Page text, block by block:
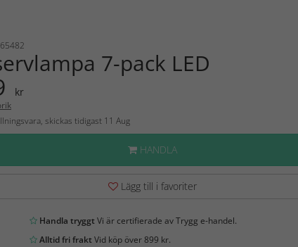
7-pack LED
kr
skickas tidigast 11 Aug
HANDLA
Lägg till i favoriter
Handla tryggtVi är certifierade av Trygg e-handel.
Alltid fri fraktVid köp över 899 kr.